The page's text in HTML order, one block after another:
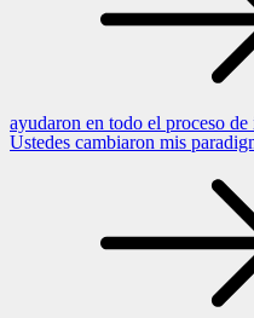
ayudaron en todo el proceso
Ustedes cambiaron mis